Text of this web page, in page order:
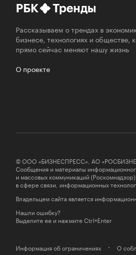
РБК Тренды
Рассказываем о трендах в
бизнесе, технологиях и обществе,
прямо сейчас меняют нашу жизнь
О проекте
© ООО «БИЗНЕСПРЕСС», АО
Сообщения и материалы
и массовых коммуникаций
в сфере связи, информационных
Владельцем сайта является
Нашли ошибку?
Выделите ее и нажмите Ctrl+Enter
Информация об ограничениях О